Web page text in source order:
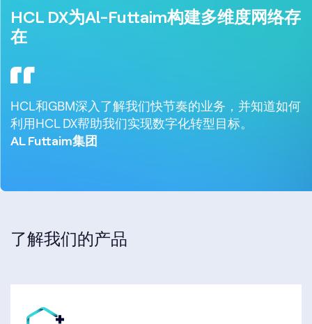
HCL DX为Al-Futtaim构建多维度网络存
在
HCL和GBM深入了解我们快节奏的业务，并知道如何
利用HCL DX帮助我们实现数字化转型目标。
AL Futtaim集团
了解我们的产品